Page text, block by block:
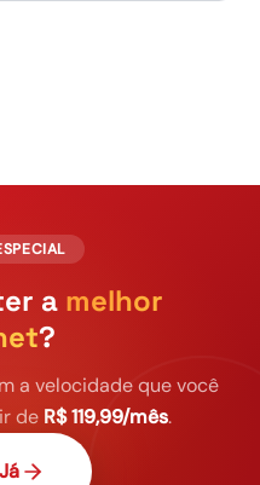
a melhor
?
a velocidade que você
de R$ 119,99/mês.